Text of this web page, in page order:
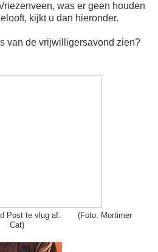
was er geen houden
kijkt u dan hieronder.
van de vrijwilligersavond zien?
Post te vlug af. (Foto: Mortimer
Cat)